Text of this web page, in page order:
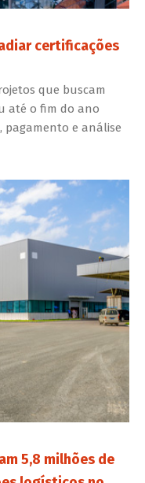
certificações
que buscam
até o fim do ano
pagamento e análise
5,8 milhões de